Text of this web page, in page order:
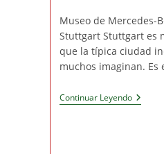
la
entrada:
la
entrada:
Museo de Mercedes-
Stuttgart Stuttgart es
que la típica ciudad
muchos imaginan. Es
Continuar LeyendoQué
Ver